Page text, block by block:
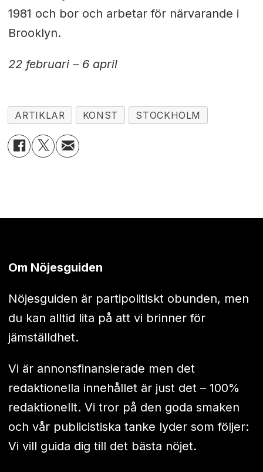
1981 och bor och arbetar för närvarande i
Brooklyn.
22 februari – 6 april
ARTIKLAR KONST STOCKHOLM
Om Nöjesguiden
Nöjesguiden är partipolitiskt obunden, men
du kan alltid lita på att vi brinner för
jämställdhet.
Vi är annonsfinansierade men det
redaktionella innehållet är just det – 100%
redaktionellt. Vi tror på den goda smaken
och vår publicistiska tanke lyder som följer:
Vi vill guida dig till det bästa nöjet.